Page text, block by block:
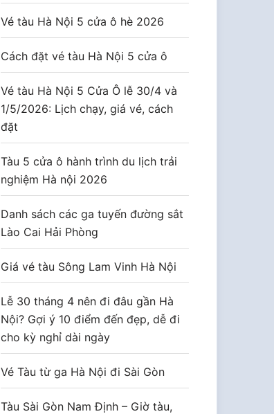
Vé tàu Hà Nội 5 cửa ô hè 2026
Cách đặt vé tàu Hà Nội 5 cửa ô
Vé tàu Hà Nội 5 Cửa Ô lễ 30/4 và
1/5/2026: Lịch chạy, giá vé, cách
đặt
Tàu 5 cửa ô hành trình du lịch trải
nghiệm Hà nội 2026
Danh sách các ga tuyến đường sắt
Lào Cai Hải Phòng
Giá vé tàu Sông Lam Vinh Hà Nội
Lễ 30 tháng 4 nên đi đâu gần Hà
Nội? Gợi ý 10 điểm đến đẹp, dễ đi
cho kỳ nghỉ dài ngày
Vé Tàu từ ga Hà Nội đi Sài Gòn
Tàu Sài Gòn Nam Định – Giờ tàu,